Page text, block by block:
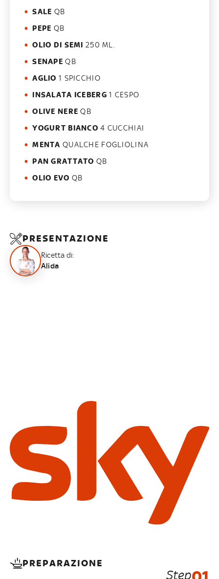
SALE QB
PEPE QB
OLIO DI SEMI 250 ML.
SENAPE QB
AGLIO 1 SPICCHIO
INSALATA ICEBERG 1 CESPO
OLIVE NERE QB
YOGURT BIANCO 4 CUCCHIAI
MENTA QUALCHE FOGLIOLINA
PAN GRATTATO QB
OLIO EVO QB
PRESENTAZIONE
Ricetta di:
Alida
PREPARAZIONE
Step